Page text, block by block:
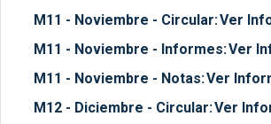
M11 - Noviembre - Circular:Ver
M11 - Noviembre - Informes:Ver
M11 - Noviembre - Notas:Ver
M12 - Diciembre - Circular:Ver